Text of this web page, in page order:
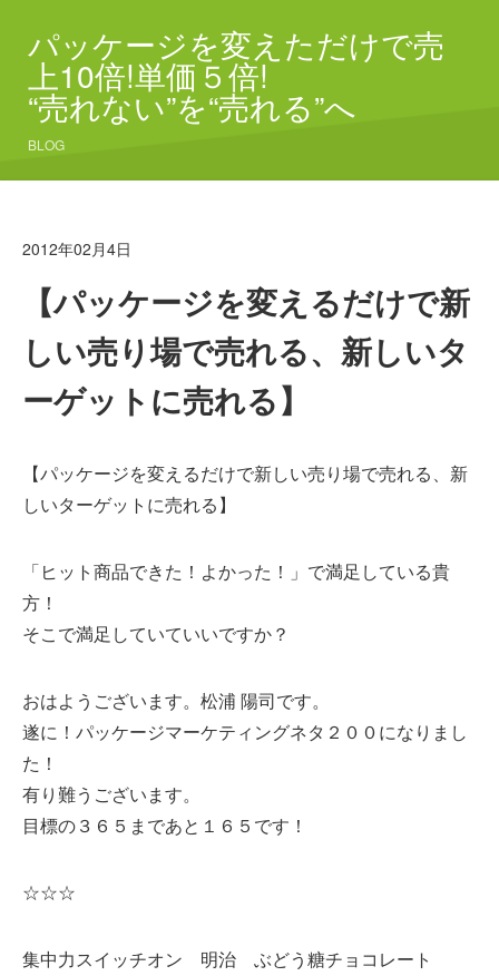
パッケージを変えただけで売
上10倍!単価５倍!
“売れない”を“売れる”へ
BLOG
2012年02月4日
【パッケージを変えるだけで新
しい売り場で売れる、新しいタ
ーゲットに売れる】
【パッケージを変えるだけで新しい売り場で売れる、新
しいターゲットに売れる】
「ヒット商品できた！よかった！」で満足している貴
方！
そこで満足していていいですか？
おはようございます。松浦 陽司です。
遂に！パッケージマーケティングネタ２００になりまし
た！
有り難うございます。
目標の３６５まであと１６５です！
☆☆☆
集中力スイッチオン 明治 ぶどう糖チョコレート